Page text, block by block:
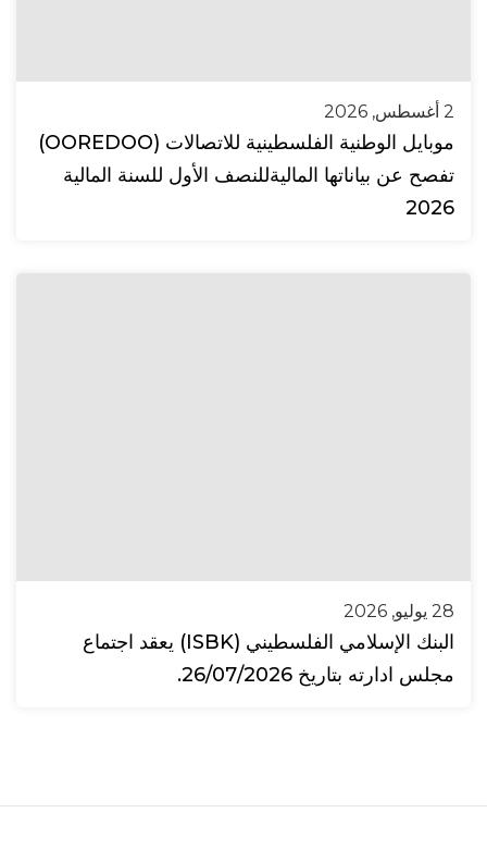
2 أغسطس, 2026
موبايل الوطنية الفلسطينية للاتصالات (OOREDOO)
تفصح عن بياناتها الماليةللنصف الأول للسنة المالية
2026
28 يوليو, 2026
البنك الإسلامي الفلسطيني (ISBK) يعقد اجتماع
مجلس ادارته بتاريخ 26/07/2026.